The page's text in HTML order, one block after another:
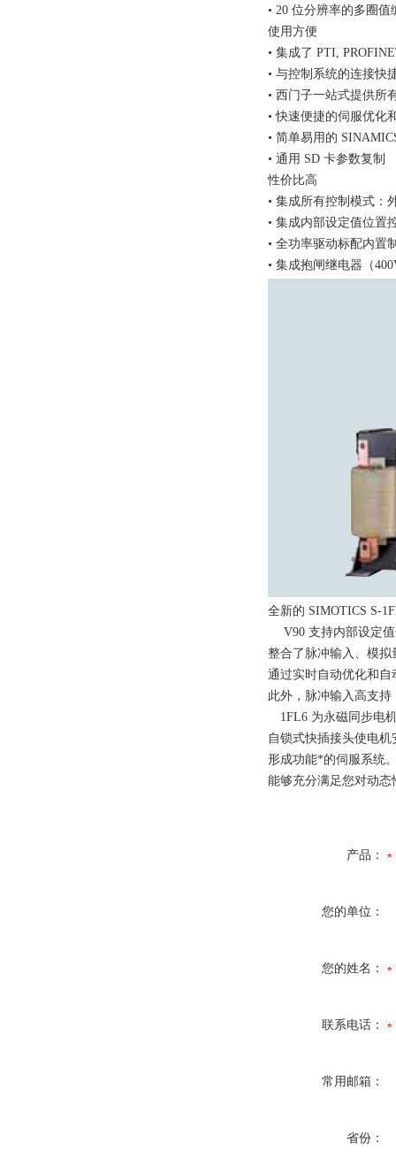
• 20 位分辨率的多圈值
使用方便
• 集成了 PTI,
• 与控制系统的连接快
• 西门子一站式提供所
• 快速便捷的伺服优化
• 简单易用的
• 通用 SD 卡参数复制
性价比高
• 集成所有控制模式：
• 集成内部设定值位置
• 全功率驱动标配内置
• 集成抱闸继电器（
全新的 SIMOTICS S-
V90 支持内部设定值
整合了脉冲输入、模
通过实时自动优化和
此外，脉冲输入高支
1FL6 为永磁同步电
自锁式快插接头使电
形成功能*的伺服系统
能够充分满足您对动
产品：
您的单位：
您的姓名：
联系电话：
常用邮箱：
省份：